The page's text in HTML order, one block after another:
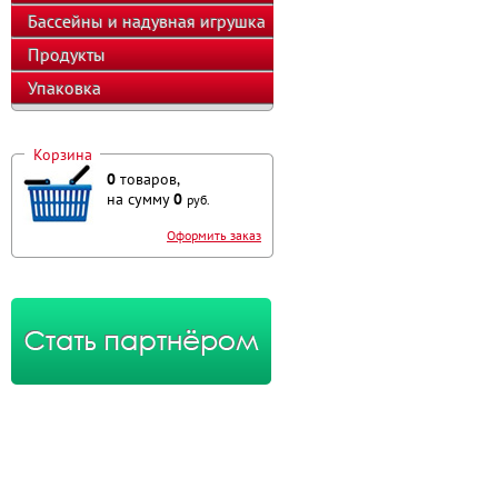
оборудование
Бассейны и надувная игрушка
Продукты
Упаковка
Корзина
0 товаров,
на сумму0 руб.
Оформить заказ